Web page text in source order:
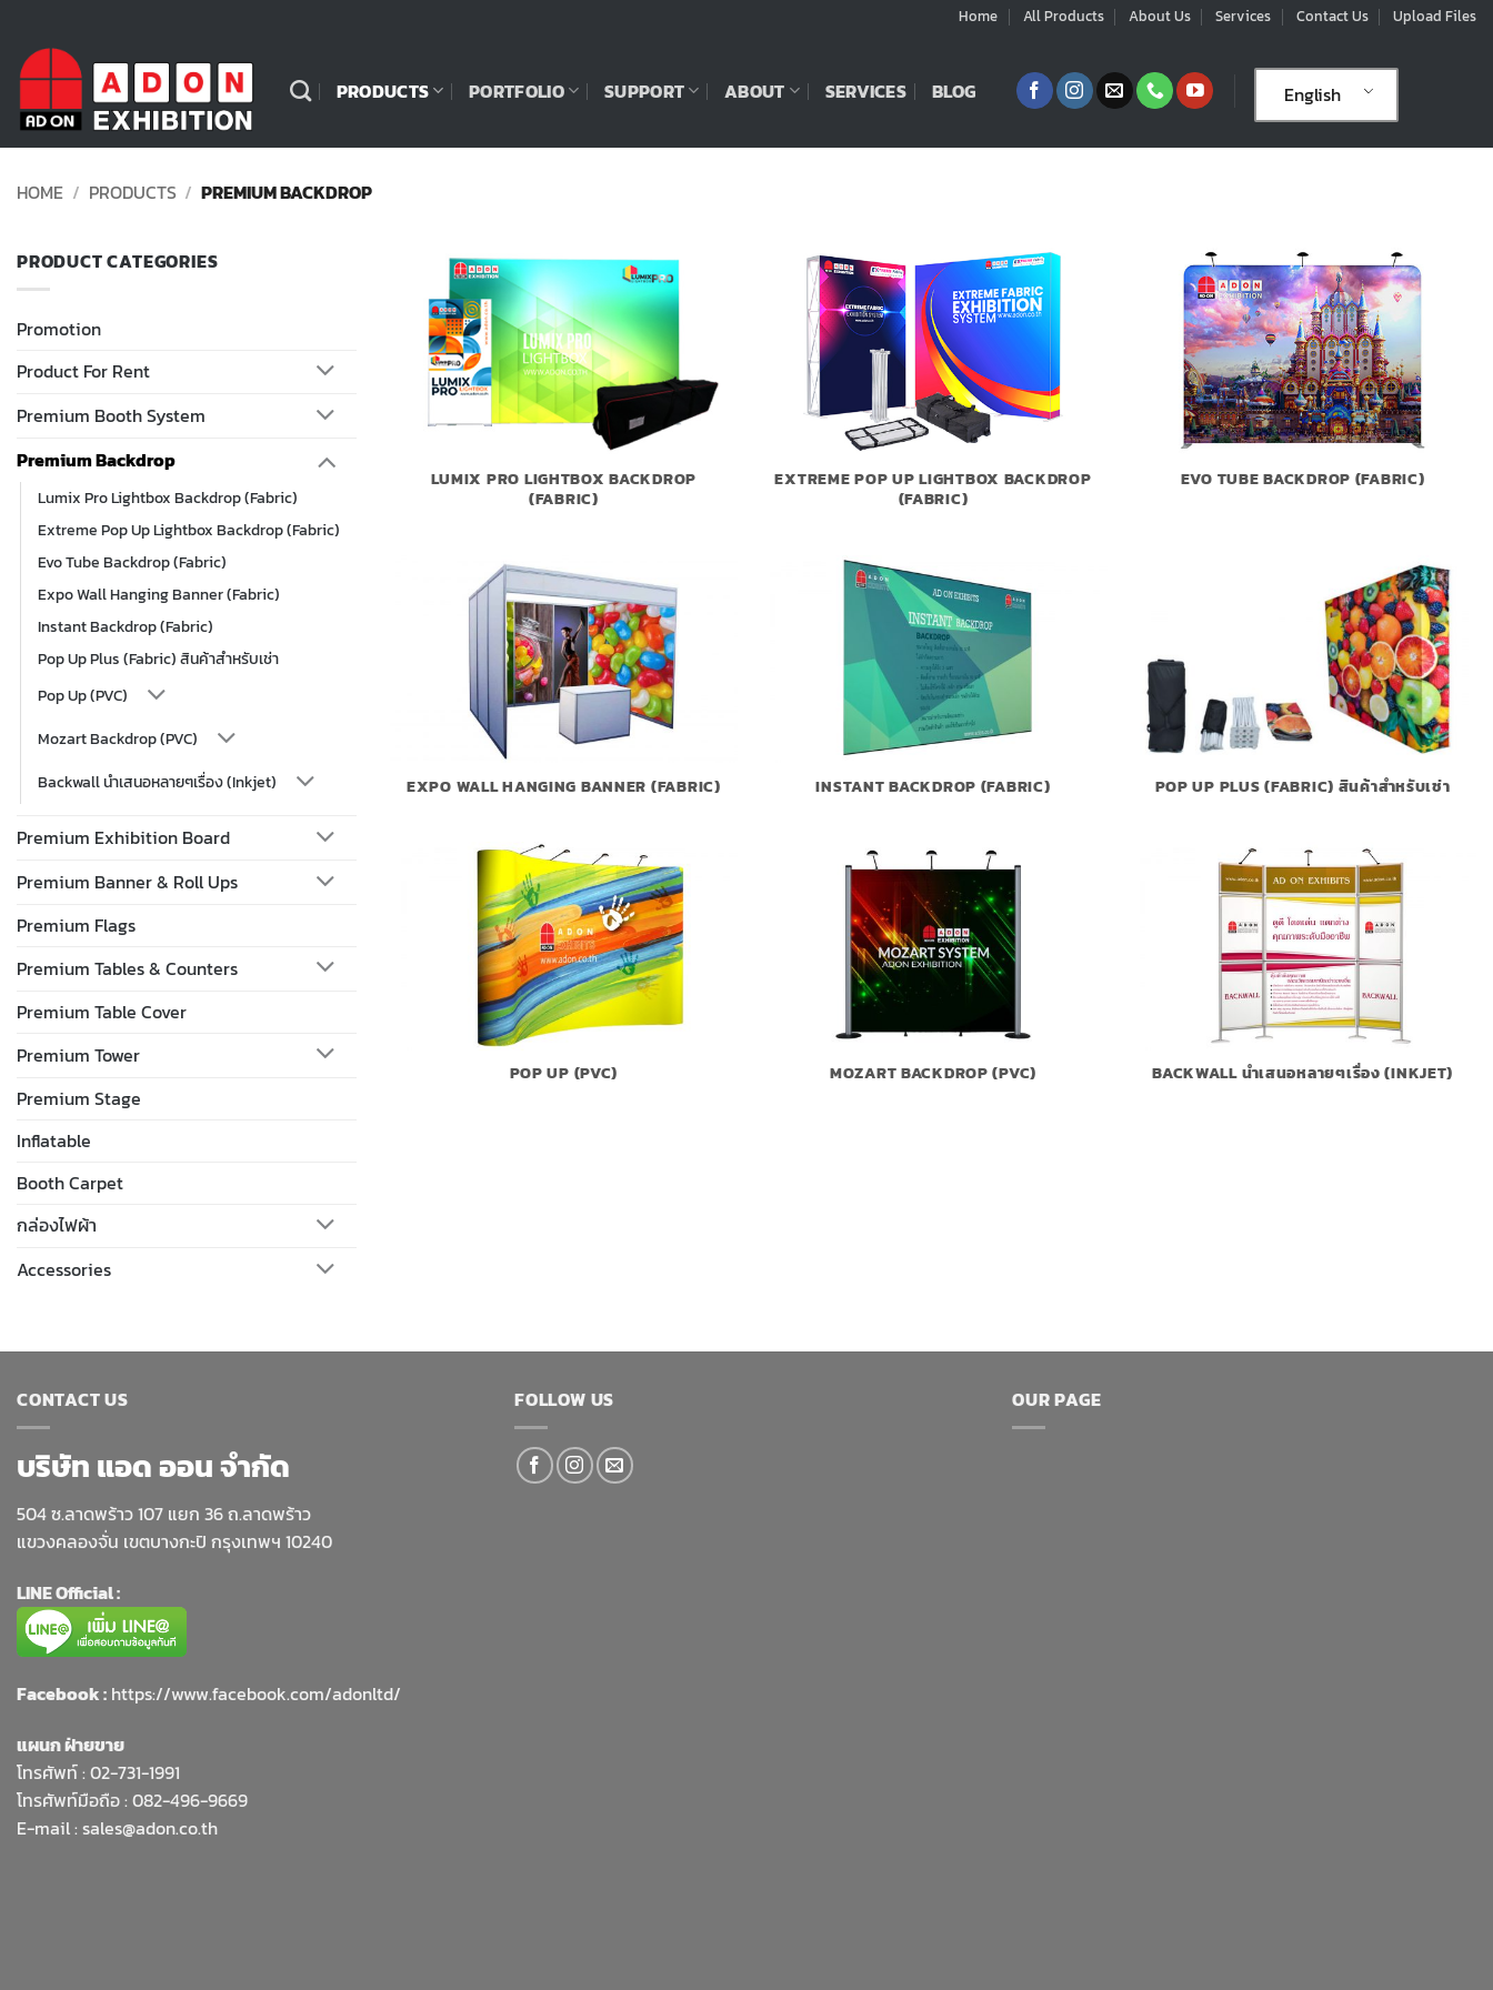
content
Home All Products About Us Services Contact Us Upload Files
PRODUCTS PORTFOLIO SUPPORT ABOUT SERVICES BLOG English
HOME / PRODUCTS / PREMIUM BACKDROP
PRODUCT CATEGORIES
Promotion
Product For Rent
Premium Booth System
Premium Backdrop
Lumix Pro Lightbox Backdrop (Fabric)
Extreme Pop Up Lightbox Backdrop (Fabric)
Evo Tube Backdrop (Fabric)
Expo Wall Hanging Banner (Fabric)
Instant Backdrop (Fabric)
Pop Up Plus (Fabric) สินค้าสำหรับเช่า
Pop Up (PVC)
Mozart Backdrop (PVC)
Backwall นำเสนอหลายๆเรื่อง (Inkjet)
Premium Exhibition Board
Premium Banner & Roll Ups
Premium Flags
Premium Tables & Counters
Premium Table Cover
Premium Tower
Premium Stage
Inflatable
Booth Carpet
กล่องไฟผ้า
Accessories
LUMIX PRO LIGHTBOX BACKDROP
(FABRIC)
EXTREME POP UP LIGHTBOX BACKDROP
(FABRIC)
EVO TUBE BACKDROP (FABRIC)
EXPO WALL HANGING BANNER (FABRIC) INSTANT BACKDROP (FABRIC) POP UP PLUS (FABRIC) สินค้าสำหรับเช่า
POP UP (PVC) MOZART BACKDROP (PVC) BACKWALL นำเสนอหลายๆเรื่อง (INKJET)
CONTACT US
บริษัท แอด ออน จำกัด
504 ซ.ลาดพร้าว 107 แยก 36 ถ.ลาดพร้าว
แขวงคลองจั่น เขตบางกะปิ กรุงเทพฯ 10240
LINE Official :
Facebook : https://www.facebook.com/adonltd/
แผนก ฝ่ายขาย
โทรศัพท์ : 02-731-1991
โทรศัพท์มือถือ : 082-496-9669
E-mail : sales@adon.co.th
FOLLOW US OUR PAGE